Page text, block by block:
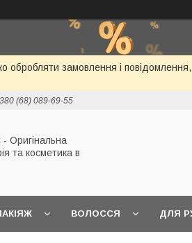
обробляти замовлення і
(68) 089-69-55
Оригінальна
та косметика в
ВОЛОССЯ ДЛЯ